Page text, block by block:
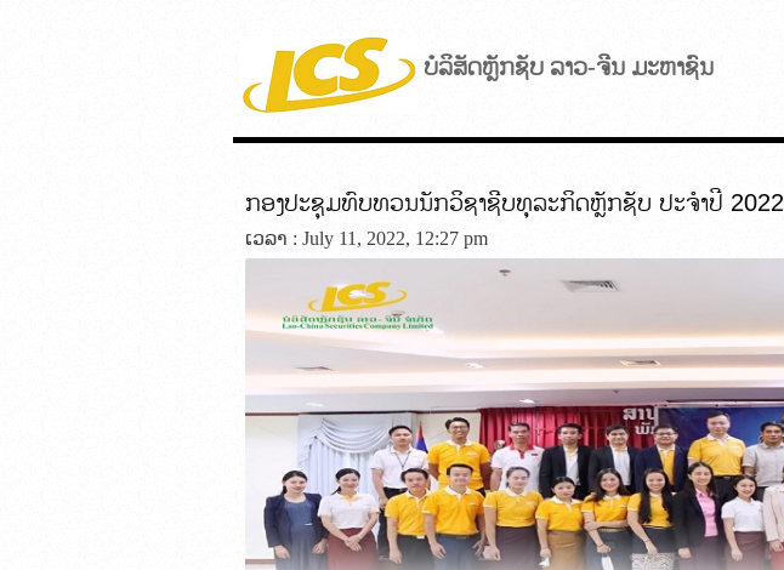
ບໍລິສັດຫຼັກຊັບ ລາວ-ຈີນ ມະຫາຊົນ
ກອງປະຊຸມທົບທວນນັກວິຊາຊີບທຸລະກິດຫຼັກຊັບ ປະຈຳປີ 2022
ເວລາ : July 11, 2022, 12:27 pm